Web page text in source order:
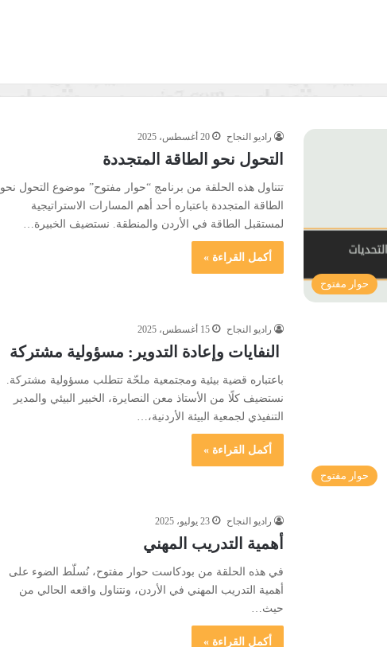
حوار مفتوح
راديو النجاح 20 أغسطس، 2025
التحول نحو الطاقة المتجددة
تتناول هذه الحلقة من برنامج “حوار مفتوح” موضوع التحول نحو
الطاقة المتجددة باعتباره أحد أهم المسارات الاستراتيجية
لمستقبل الطاقة في الأردن والمنطقة. نستضيف الخبيرة…
أكمل القراءة »
حوار مفتوح
راديو النجاح 15 أغسطس، 2025
النفايات وإعادة التدوير: مسؤولية مشتركة
باعتباره قضية بيئية ومجتمعية ملحّة تتطلب مسؤولية مشتركة.
نستضيف كلًا من الأستاذ معن النصايرة، الخبير البيئي والمدير
التنفيذي لجمعية البيئة الأردنية،…
أكمل القراءة »
راديو النجاح 23 يوليو، 2025
أهمية التدريب المهني
في هذه الحلقة من بودكاست حوار مفتوح، نُسلّط الضوء على
أهمية التدريب المهني في الأردن، ونتناول واقعه الحالي من
حيث…
أكمل القراءة »